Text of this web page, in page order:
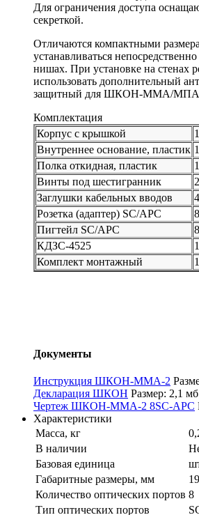
Для ограничения доступа
секреткой.
Отличаются компактными
устанавливаться
нишах. При установке на стенах
использовать дополнительный
защитный для ШКОН-ММА/
Комплектация
Корпус с крышкой
Внутреннее основание, пластик
Полка откидная, пластик
Винты под шестигранник
Заглушки кабельных вводов
Розетка (адаптер) SC/APC
Пигтейл SC/APC
КДЗС-4525
Комплект монтажный
Документы
Инструкция ШКОН-ММА-2
Декларация ШКОН Размер: 2,1 мб
Чертеж ШКОН-ММА-2 8SC-APC
Характеристики
Масса, кг
В наличии
Базовая единица
Габаритные размеры, мм
Количество оптических портов 8
Тип оптических портов